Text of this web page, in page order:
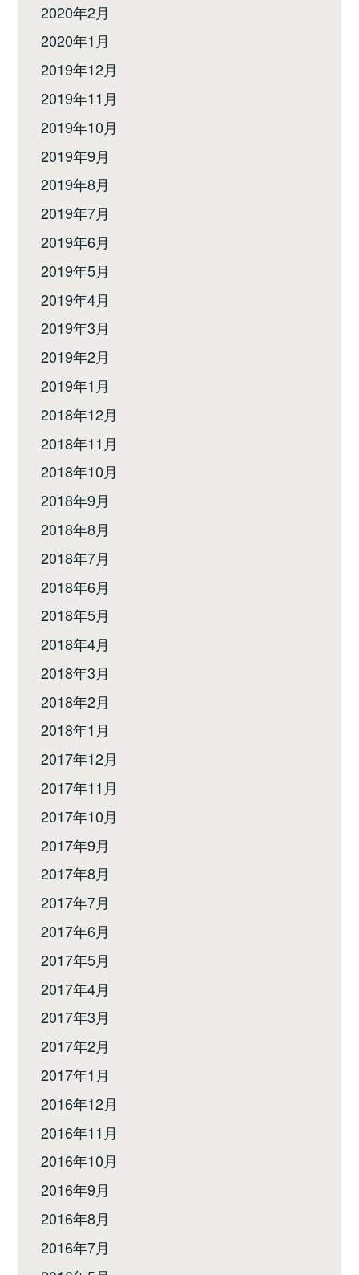
2020年2月
2020年1月
2019年12月
2019年11月
2019年10月
2019年9月
2019年8月
2019年7月
2019年6月
2019年5月
2019年4月
2019年3月
2019年2月
2019年1月
2018年12月
2018年11月
2018年10月
2018年9月
2018年8月
2018年7月
2018年6月
2018年5月
2018年4月
2018年3月
2018年2月
2018年1月
2017年12月
2017年11月
2017年10月
2017年9月
2017年8月
2017年7月
2017年6月
2017年5月
2017年4月
2017年3月
2017年2月
2017年1月
2016年12月
2016年11月
2016年10月
2016年9月
2016年8月
2016年7月